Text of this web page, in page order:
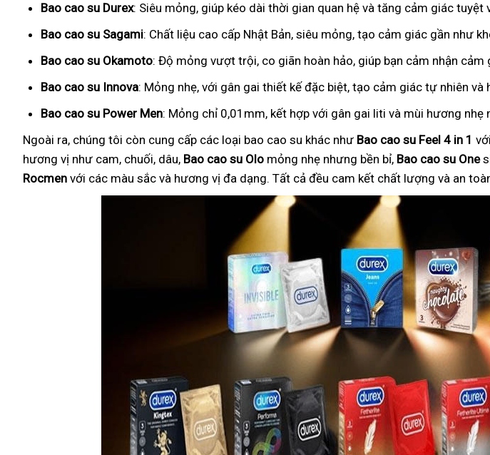
Bao cao su Durex: Siêu mỏng, giúp kéo dài thời gian quan hệ và tăng cảm giác tuyệt
Bao cao su Sagami: Chất liệu cao cấp Nhật Bản, siêu mỏng, tạo cảm giác gần như
Bao cao su Okamoto: Độ mỏng vượt trội, co giãn hoàn hảo, giúp bạn cảm nhận cảm
Bao cao su Innova: Mỏng nhẹ, với gân gai thiết kế đặc biệt, tạo cảm giác tự nhiên và
Bao cao su Power Men: Mỏng chỉ 0,01mm, kết hợp với gân gai liti và mùi hương
Ngoài ra, chúng tôi còn cung cấp các loại bao cao su khác như Bao cao su Feel 4 in 1
hương vị như cam, chuối, dâu, Bao cao su Olo mỏng nhẹ nhưng bền bỉ, Bao cao su One
Rocmen với các màu sắc và hương vị đa dạng. Tất cả đều cam kết chất lượng và an